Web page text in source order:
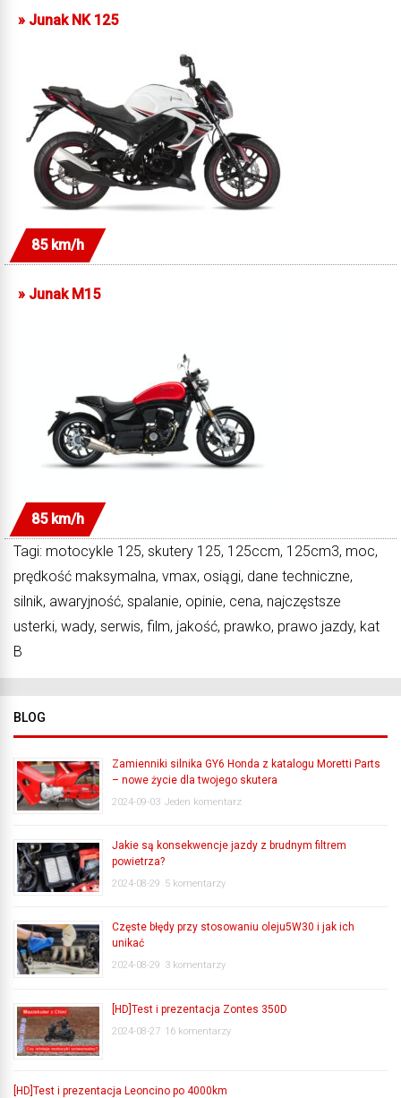
» Junak NK 125
85 km/h
» Junak M15
85 km/h
Tagi: motocykle 125, skutery 125, 125ccm, 125cm3, moc,
prędkość maksymalna, vmax, osiągi, dane techniczne,
silnik, awaryjność, spalanie, opinie, cena, najczęstsze
usterki, wady, serwis, film, jakość, prawko, prawo jazdy, kat
B
BLOG
Zamienniki silnika GY6 Honda z katalogu Moretti Parts
– nowe życie dla twojego skutera
2024-09-03 Jeden komentarz
Jakie są konsekwencje jazdy z brudnym filtrem
powietrza?
2024-08-29 5 komentarzy
Częste błędy przy stosowaniu oleju5W30 i jak ich
unikać
2024-08-29 3 komentarzy
[HD]Test i prezentacja Zontes 350D
2024-08-27 16 komentarzy
[HD]Test i prezentacja Leoncino po 4000km